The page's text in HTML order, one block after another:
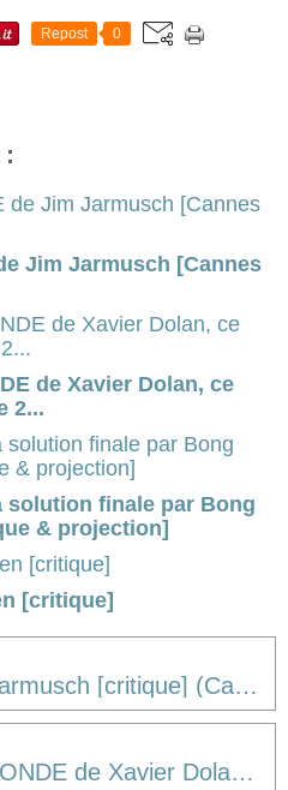
Repost 0
:
Jim Jarmusch [Cannes
de Xavier Dolan, ce
2...
finale par Bong
& projection]
[critique]
PATERSON de Jim Jarmusch [critique] (Cannes, 6ème jour)
JUSTE LA FIN DU MONDE de Xavier Dolan [critique] (Cannes, (le) 8ème jour)